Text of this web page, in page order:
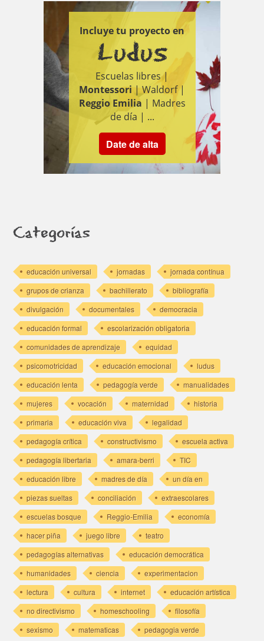
Incluye tu proyecto en
Ludus
Escuelas libres |
Montessori| Waldorf |
Reggio Emilia | Madres
de día | ...
Date de alta
Categorías
educación universal jornadas
jornada contínua
grupos de crianza
bachillerato
bibliografía
divulgación
documentales
democracia
educación formal
escolarización obligatoria
comunidades de aprendizaje
equidad
psicomotricidad
educación emocional
ludus
educación lenta
pedagogía verde
manualidades
mujeres
vocación maternidad
historia
primaria
educación viva
legalidad
pedagogía crítica
constructivismo
escuela activa
pedagogía libertaria
amara-berri
TIC
educación libre
madres de día
un día en
piezas sueltas
conciliación
extraescolares
escuelas bosque
Reggio-Emilia
economía
hacer piña
juego libre
teatro
pedagogías alternativas
educación democrática
humanidades
ciencia
experimentacion
lectura
cultura internet
educación artística
no directivismo
homeschooling
filosofía
sexismo
matematicas pedagogia verde